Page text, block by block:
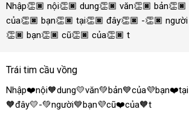
Nhập👏🏿 nội👏🏿 dung👏🏿 văn👏🏿 bản👏🏿
của👏🏿 bạn👏🏿 tại👏🏿 đây👏🏿 -👏🏿 người
👏🏿 bạn👏🏿 cũ👏🏿 của👏🏿 tôi!
Trái tim cầu vồng
Nhập❤️nội🧡dung💛văn💚bản💙của💜bạn❤️tại
🧡đây💛-💚người💙bạn💜cũ❤️của🧡tôi!